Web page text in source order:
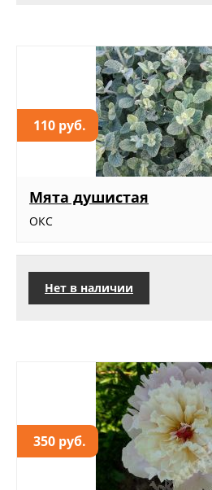
110 руб.
Мята душистая
ОКС
Нет в наличии
350 руб.